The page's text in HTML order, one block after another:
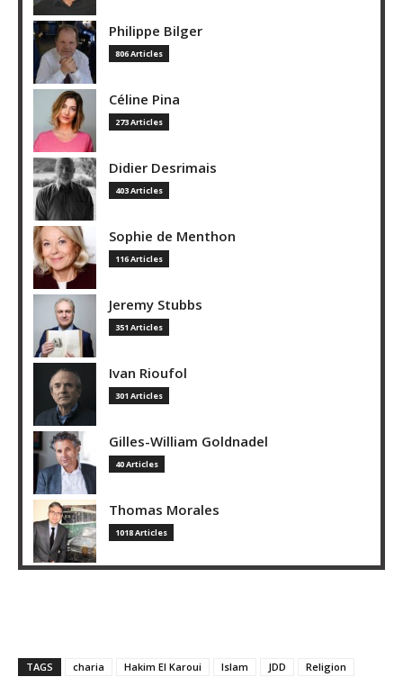
Philippe Bilger
806 Articles
Céline Pina
273 Articles
Didier Desrimais
403 Articles
Sophie de Menthon
116 Articles
Jeremy Stubbs
351 Articles
Ivan Rioufol
301 Articles
Gilles-William Goldnadel
40 Articles
Thomas Morales
1018 Articles
TAGS charia Hakim El Karoui Islam JDD Religion